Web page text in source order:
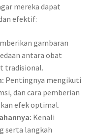
mereka dapat
efektif:
gambaran
antara obat
tradisional.
Pentingnya mengikuti
dan cara pemberian
efek optimal.
Kenali
serta langkah